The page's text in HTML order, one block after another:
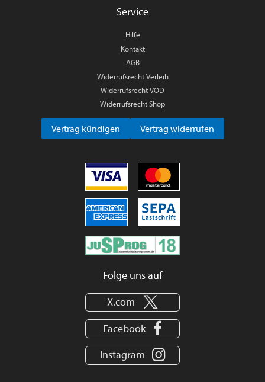
Service
Hilfe
Kontakt
AGB
Widerrufsrecht Verleih
Widerrufsrecht VOD
Widerrufsrecht Shop
Vertrag kündigen Vertrag widerrufen
Folge uns auf
X.com
Facebook
Instagram